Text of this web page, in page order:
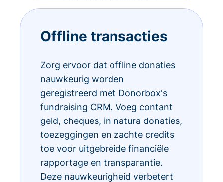
Offline transacties
Zorg ervoor dat offline donaties
nauwkeurig worden
geregistreerd met Donorbox's
fundraising CRM. Voeg contant
geld, cheques, in natura donaties,
toezeggingen en zachte credits
toe voor uitgebreide financiële
rapportage en transparantie.
Deze nauwkeurigheid verbetert